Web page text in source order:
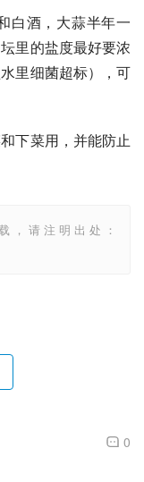
白酒，大蒜半年一
里的盐度最好要浓
里细菌超标），可
下菜用，并能防止
，请注明出处：
0